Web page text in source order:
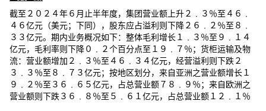
截至２０２４年６月止半年度，集团营业额上升２﹒３％至４６﹒
４６亿元（美元；下同），股东应占溢利则下降２６﹒２％至８﹒
３３亿元。期内业务概况如下：整体毛利增长１﹒３％至９﹒１４
亿元，毛利率则下降０﹒２个百分点至１９﹒７％；货柜运输及物
流：营业额增加２﹒３％至４６﹒３４亿元，经营溢利则下跌２
３﹒３％至８﹒７３亿元；按地区划分，来自亚洲之营业额增长１
９﹒２％至３６﹒６５亿元，占总营业额７８﹒９％；来自欧洲之
营业额则下跌３６﹒８％至５﹒６１亿元，占总营业额１２﹒１％